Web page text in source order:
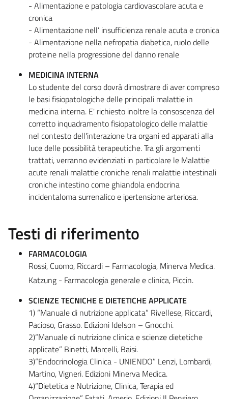
- Alimentazione e patologia cardiovascolare acuta e
cronica
- Alimentazione nell’ insufficienza renale acuta e cronica
- Alimentazione nella nefropatia diabetica, ruolo delle
proteine nella progressione del danno renale
MEDICINA INTERNA
Lo studente del corso dovrà dimostrare di aver compreso
le basi fisiopatologiche delle principali malattie in
medicina interna. E' richiesto inoltre la consoscenza del
corretto inquadramento fisiopatologico delle malattie
nel contesto dell'interazione tra organi ed apparati alla
luce delle possibilità terapeutiche. Tra gli argomenti
trattati, verranno evidenziati in particolare le Malattie
acute renali malattie croniche renali malattie intestinali
croniche intestino come ghiandola endocrina
incidentaloma surrenalico e ipertensione arteriosa.
Testi di riferimento
FARMACOLOGIA
Rossi, Cuomo, Riccardi – Farmacologia, Minerva Medica.
Katzung - Farmacologia generale e clinica, Piccin.
SCIENZE TECNICHE E DIETETICHE APPLICATE
1) “Manuale di nutrizione applicata” Rivellese, Riccardi,
Pacioso, Grasso. Edizioni Idelson – Gnocchi.
2)“Manuale di nutrizione clinica e scienze dietetiche
applicate” Binetti, Marcelli, Baisi.
3)“Endocrinologia Clinica - UNIENDO” Lenzi, Lombardi,
Martino, Vigneri. Edizioni Minerva Medica.
4)“Dietetica e Nutrizione, Clinica, Terapia ed